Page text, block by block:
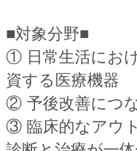
■対象分野■
① 日常生活にお
資する医療機器
② 予後改善につ
③ 臨床的なアウ